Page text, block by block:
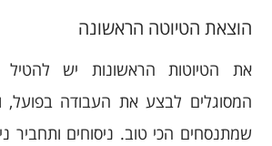
הוצאת הטיוטה הראשונה
את הטיוטות הראשונות יש
המסוגלים לבצע את העבודה בפועל,
שמתנסחים הכי טוב. ניסוחים ותחביר